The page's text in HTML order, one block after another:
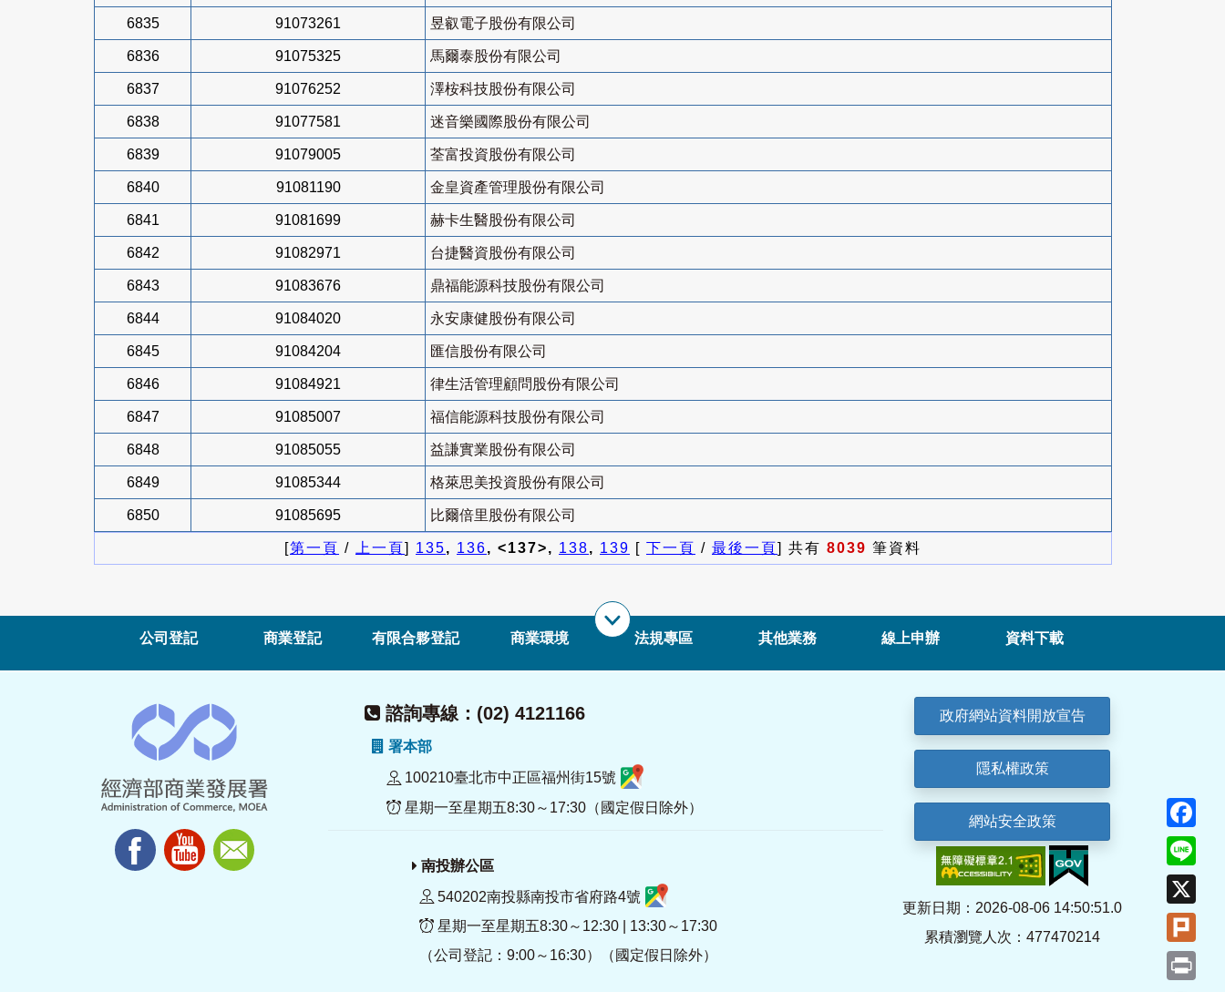
6835 91073261 昱叡電子股份有限公司
6836 91075325 馬爾泰股份有限公司
6837 91076252 澤桉科技股份有限公司
6838 91077581 迷音樂國際股份有限公司
6839 91079005 荃富投資股份有限公司
6840 91081190 金皇資產管理股份有限公司
6841 91081699 赫卡生醫股份有限公司
6842 91082971 台捷醫資股份有限公司
6843 91083676 鼎福能源科技股份有限公司
6844 91084020 永安康健股份有限公司
6845 91084204 匯信股份有限公司
6846 91084921 律生活管理顧問股份有限公司
6847 91085007 福信能源科技股份有限公司
6848 91085055 益謙實業股份有限公司
6849 91085344 格萊思美投資股份有限公司
6850 91085695 比爾倍里股份有限公司
[第一頁 / 上一頁] 135, 136, <137>, 138, 139 [ 下一頁 / 最後一頁] 共有 8039 筆資料
公司登記 商業登記 有限合夥登記 商業環境 法規專區 其他業務 線上申辦 資料下載
諮詢專線：(02) 4121166
署本部
100210臺北市中正區福州街15號
星期一至星期五8:30～17:30（國定假日除外）
南投辦公區
540202南投縣南投市省府路4號
星期一至星期五8:30～12:30 | 13:30～17:30
（公司登記：9:00～16:30）（國定假日除外）
政府網站資料開放宣告
隱私權政策
網站安全政策
更新日期：2026-08-06 14:50:51.0
累積瀏覽人次：477470214